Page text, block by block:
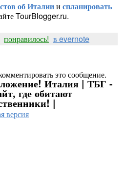
об Италиии спланировать
TourBlogger.ru.
понравилось! в evernote
это сообщение.
Италия | ТБГ -
где обитают
|
версия